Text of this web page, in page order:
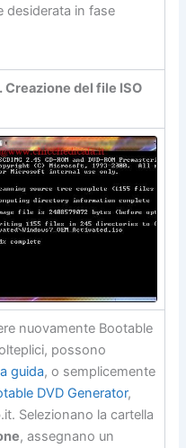
desiderata in fase
Creazione del file ISO
nuovamente Bootable
possono
guida, o semplicemente
DVD Generator,
Selezionano la cartella
, assegnano un